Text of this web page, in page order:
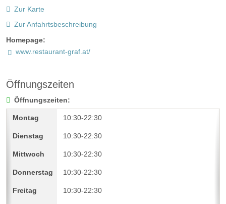
Zur Karte
Zur Anfahrtsbeschreibung
Homepage:
www.restaurant-graf.at/
Öffnungszeiten
Öffnungszeiten:
10:30-22:30
10:30-22:30
10:30-22:30
10:30-22:30
10:30-22:30